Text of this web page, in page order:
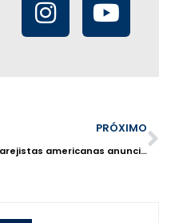
PRÓXIMO
Varejistas americanas anunciam o fechamento de 4,8 mil lojas